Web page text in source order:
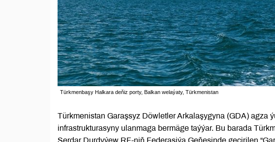
Türkmenbaşy Halkara deňiz porty, Balkan welaýaty, Türkmenistan
Türkmenistan Garaşsyz Döwletler Arkalaşygyna (GDA) agza
infrastrukturasyny ulanmaga bermäge taýýar. Bu barada
Serdar Durdyýew RF-niň Federasiýa Geňeşinde geçirilen